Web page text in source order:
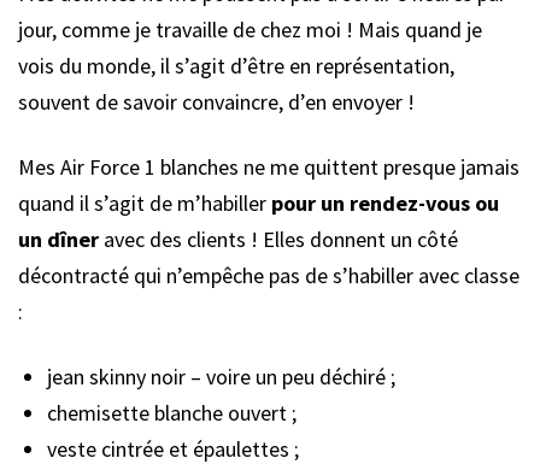
jour, comme je travaille de chez moi ! Mais quand je
vois du monde, il s’agit d’être en représentation,
souvent de savoir convaincre, d’en envoyer !
Mes Air Force 1 blanches ne me quittent presque jamais
quand il s’agit de m’habiller pour un rendez-vous ou
un dîner avec des clients ! Elles donnent un côté
décontracté qui n’empêche pas de s’habiller avec classe
:
jean skinny noir – voire un peu déchiré ;
chemisette blanche ouvert ;
veste cintrée et épaulettes ;